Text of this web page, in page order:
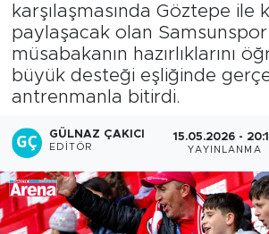
karşılaşmasında Göztepe ile
paylaşacak olan
müsabakanın hazırlıklarını
büyük desteği eşliğinde
antrenmanla bitirdi.
GÜLNAZ ÇAKICI
EDITÖR
15.05.2026 -
YAYINLANMA
Son Dakika Haberleri
Haber Arşivi